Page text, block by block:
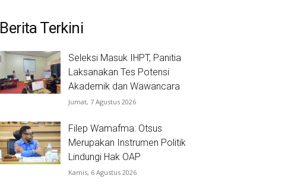
Berita Terkini
Seleksi Masuk IHPT, Panitia
Laksanakan Tes Potensi
Akademik dan Wawancara
Jumat, 7 Agustus 2026
Filep Wamafma: Otsus
Merupakan Instrumen Politik
Lindungi Hak OAP
Kamis, 6 Agustus 2026